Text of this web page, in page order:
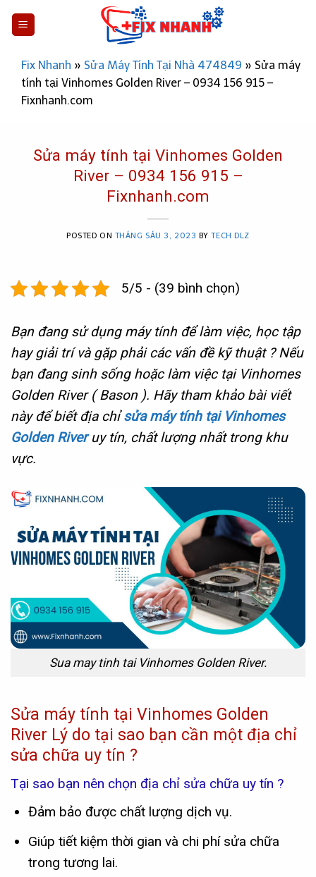
Fix Nhanh » Sửa Máy Tính Tại Nhà 474849 » Sửa máy
tính tại Vinhomes Golden River – 0934 156 915 –
Fixnhanh.com
Sửa máy tính tại Vinhomes Golden
River – 0934 156 915 –
Fixnhanh.com
POSTED ON THÁNG SÁU 3, 2023 BYTECH DLZ
5/5 - (39 bình chọn)
Bạn đang sử dụng máy tính để làm việc, học tập
hay giải trí và gặp phải các vấn đề kỹ thuật ? Nếu
bạn đang sinh sống hoặc làm việc tại Vinhomes
Golden River ( Bason ). Hãy tham khảo bài viết
này để biết địa chỉsửa máy tính tại Vinhomes
Golden Riveruy tín, chất lượng nhất trong khu
vực.
Sua may tinh tai Vinhomes Golden River.
Sửa máy tính tại Vinhomes Golden
River Lý do tại sao bạn cần một địa chỉ
sửa chữa uy tín ?
Tại sao bạn nên chọn địa chỉ sửa chữa uy tín ?
Đảm bảo được chất lượng dịch vụ.
Giúp tiết kiệm thời gian và chi phí sửa chữa
trong tương lai.